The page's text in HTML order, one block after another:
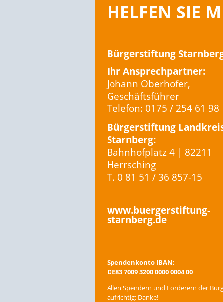
HELFEN SIE
Bürgerstiftung
Ihr Ansprechpartner:
Johann Oberhofer,
Geschäftsführer
Telefon: 0175 / 254 61 98
Bürgerstiftung
Starnberg:
Bahnhofplatz 4 | 82211
Herrsching
T. 0 81 51 / 36 857-15
www.buergerstiftung-
starnberg.de
Spendenkonto IBAN:
DE83 7009 3200 0000 0004 00
Allen Spendern und Förderern der
aufrichtig: Danke!